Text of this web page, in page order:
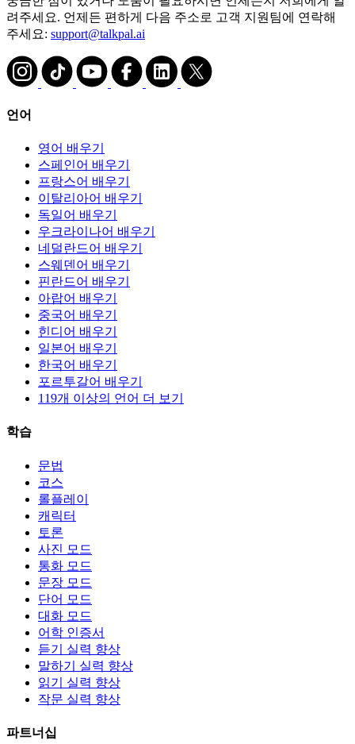
려주세요. 언제든 편하게 다음 주소로 고객 지원팀에 연락해
주세요: support@talkpal.ai
언어
영어 배우기
스페인어 배우기
프랑스어 배우기
이탈리아어 배우기
독일어 배우기
우크라이나어 배우기
네덜란드어 배우기
스웨덴어 배우기
핀란드어 배우기
아랍어 배우기
중국어 배우기
힌디어 배우기
일본어 배우기
한국어 배우기
포르투갈어 배우기
119개 이상의 언어 더 보기
학습
문법
코스
롤플레이
캐릭터
토론
사진 모드
통화 모드
문장 모드
단어 모드
대화 모드
어학 인증서
듣기 실력 향상
말하기 실력 향상
읽기 실력 향상
작문 실력 향상
파트너십